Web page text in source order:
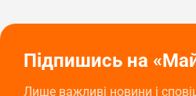
Підпишись на
Лише важливі новини і